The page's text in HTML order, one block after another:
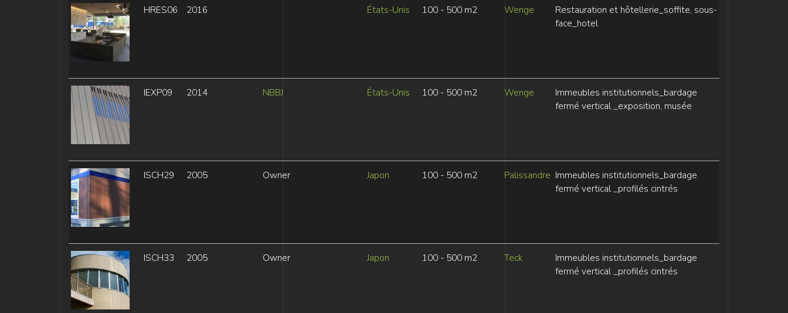
HRES06 2016 États-Unis 100 - 500 m2 Wenge
Restauration et hôtellerie_soffite, sous-
face_hotel
IEXP09 2014 NBBJ États-Unis 100 - 500 m2 Wenge
Immeubles institutionnels_bardage
fermé vertical _exposition, musée
ISCH29 2005 Owner Japon 100 - 500 m2 Palissandre Immeubles institutionnels_bardage
fermé vertical _profilés cintrés
ISCH33 2005 Owner Japon 100 - 500 m2 Teck
Immeubles institutionnels_bardage
fermé vertical _profilés cintrés